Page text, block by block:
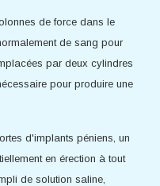
de force dans le
de sang pour
par deux cylindres
pour produire une
d'implants péniens, un
en érection à tout
de solution saline,